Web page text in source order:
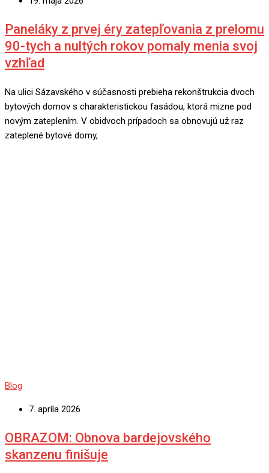
Paneláky z prvej éry zatepľovania z prelomu
90-tych a nultých rokov pomaly menia svoj
vzhľad
Na ulici Sázavského v súčasnosti prebieha rekonštrukcia dvoch
bytových domov s charakteristickou fasádou, ktorá mizne pod
novým zateplením. V obidvoch prípadoch sa obnovujú už raz
zateplené bytové domy,
Blog
7. apríla 2026
OBRAZOM: Obnova bardejovského
skanzenu finišuje